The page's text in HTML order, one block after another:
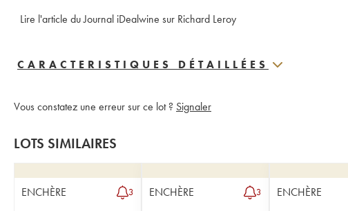
Lire l'article du Journal iDealwine sur Richard Leroy
CARACTERISTIQUES DÉTAILLÉES
Vous constatez une erreur sur ce lot ? Signaler
LOTS SIMILAIRES
ENCHÈRE 3 ENCHÈRE 3 ENCHÈRE